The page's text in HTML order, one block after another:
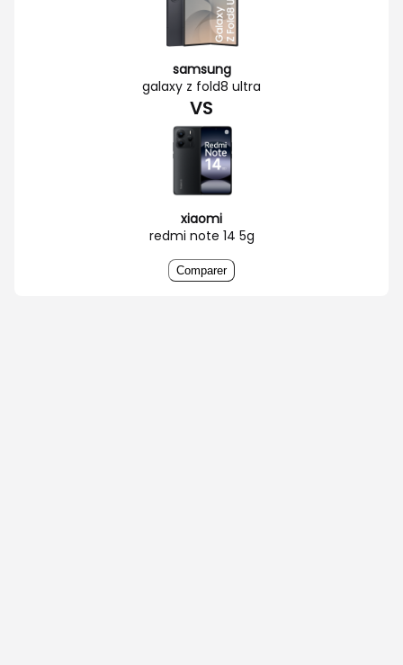
samsung
galaxy z fold8 ultra
VS
xiaomi
redmi note 14 5g
Comparer